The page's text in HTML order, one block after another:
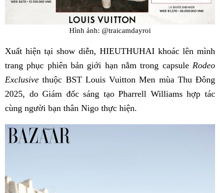
Hình ảnh: @traicamdayroi
Xuất hiện tại show diễn, HIEUTHUHAI khoác lên mình
trang phục phiên bản giới hạn nằm trong capsule Rodeo
Exclusive thuộc BST Louis Vuitton Men mùa Thu Đông
2025, do Giám đốc sáng tạo Pharrell Williams hợp tác
cùng người bạn thân Nigo thực hiện.